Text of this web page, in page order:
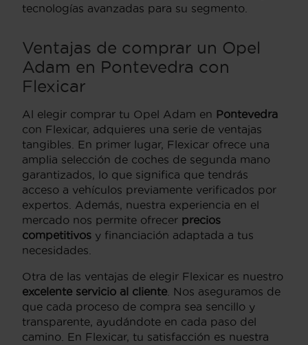
tecnologías avanzadas para su segmento.
Ventajas de comprar un Opel
Adam en Pontevedra con
Flexicar
Al elegir comprar tu Opel Adam en Pontevedra
con Flexicar, adquieres una serie de ventajas
tangibles. En primer lugar, Flexicar ofrece una
amplia selección de coches de segunda mano
garantizados, lo que significa que tendrás
acceso a vehículos previamente verificados por
expertos. Además, nuestra experiencia en el
mercado nos permite ofrecer precios
competitivos y financiación adaptada a tus
necesidades.
Otra de las ventajas de elegir Flexicar es nuestro
excelente servicio al cliente . Nos aseguramos de
que cada proceso de compra sea sencillo y
transparente, ayudándote en cada paso del
camino. En Flexicar, tu satisfacción es nuestra